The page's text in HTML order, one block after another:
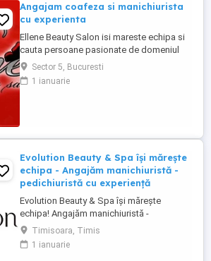
Angajam coafeza si manichiurista
cu experienta
Ellene Beauty Salon isi mareste echipa si
cauta persoane pasionate de domeniul
beauty pentru posturile de coafeza si
manichiurista. Oferim contract individual
de munca. Program 6 ore pe zi sau o zi cu
Sector 5, Bucuresti
1 ianuarie
Evolution Beauty & Spa își mărește
echipa - Angajăm manichiuristă -
pedichiuristă cu experiență
Evolution Beauty & Spa își mărește
echipa! Angajăm manichiuristă -
pedichiuristă cu experiență Căutăm o
persoană serioasă, atentă la detalii, cu
experiență în manichiură pedichiură
Timisoara, Timis
1 ianuarie